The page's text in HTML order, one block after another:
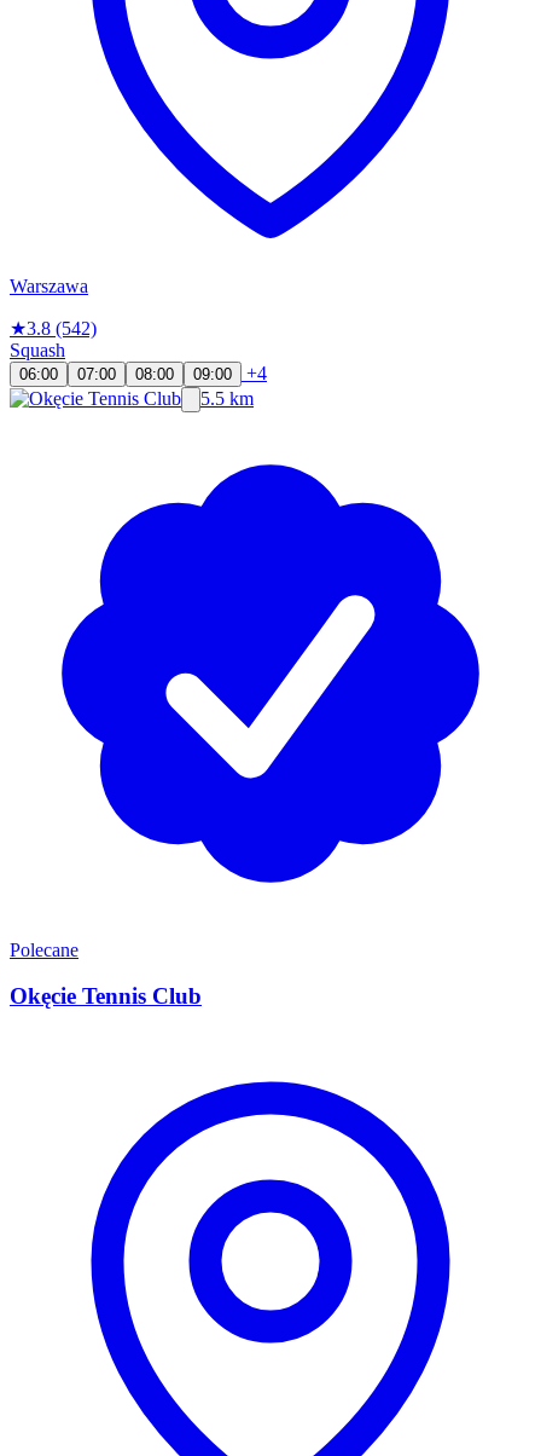
Warszawa
★3.8 (542)
Squash
06:00 07:00 08:00 09:00
+4
5.5 km
Polecane
Okęcie Tennis Club